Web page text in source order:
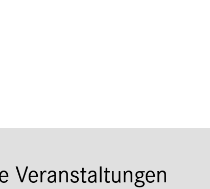
Veranstaltungen